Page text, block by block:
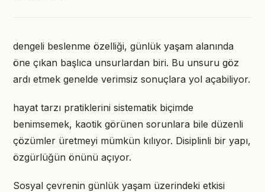
dengeli beslenme özelliği, günlük yaşam alanında
öne çıkan başlıca unsurlardan biri. Bu unsuru göz
ardı etmek genelde verimsiz sonuçlara yol açabiliyor.
hayat tarzı pratiklerini sistematik biçimde
benimsemek, kaotik görünen sorunlara bile düzenli
çözümler üretmeyi mümkün kılıyor. Disiplinli bir yapı,
özgürlüğün önünü açıyor.
Sosyal çevrenin günlük yaşam üzerindeki etkisi